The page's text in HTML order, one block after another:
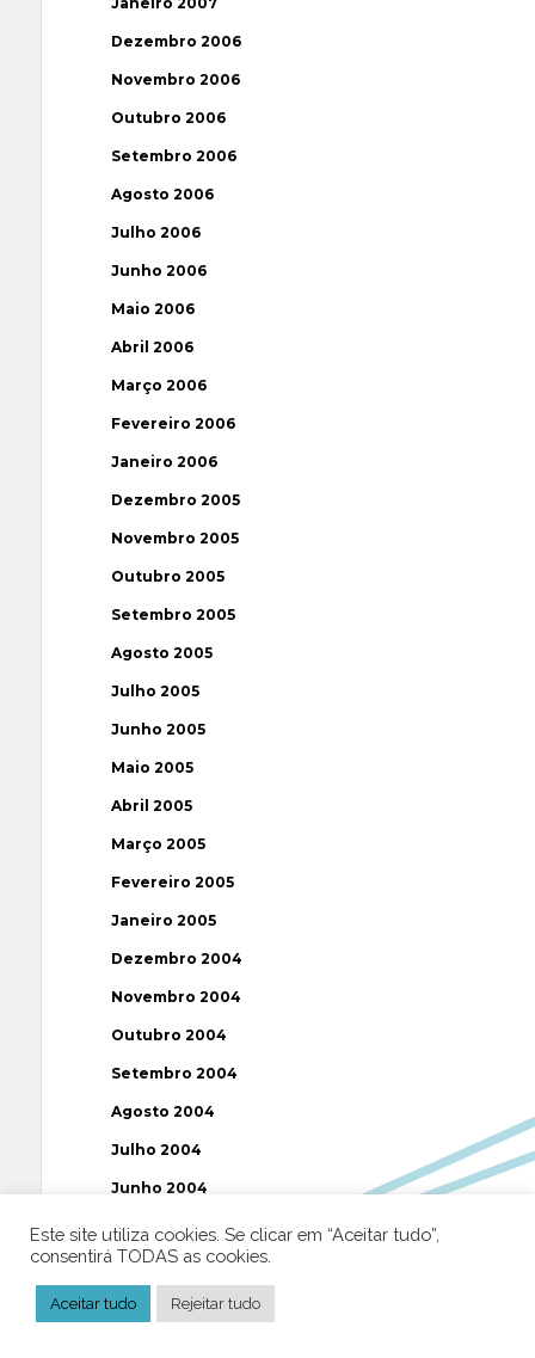
Dezembro 2006
Novembro 2006
Outubro 2006
Setembro 2006
Agosto 2006
Julho 2006
Junho 2006
Maio 2006
Abril 2006
Março 2006
Fevereiro 2006
Janeiro 2006
Dezembro 2005
Novembro 2005
Outubro 2005
Setembro 2005
Agosto 2005
Julho 2005
Junho 2005
Maio 2005
Abril 2005
Março 2005
Fevereiro 2005
Janeiro 2005
Dezembro 2004
Novembro 2004
Outubro 2004
Setembro 2004
Agosto 2004
Julho 2004
Junho 2004
Maio 2004
Abril 2004
Março 2004
Este site utiliza cookies. Se clicar em “Aceitar tudo”,
consentirá TODAS as cookies.
Aceitar tudo Rejeitar tudo